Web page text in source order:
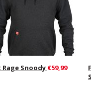
Rage Snoody €59,99